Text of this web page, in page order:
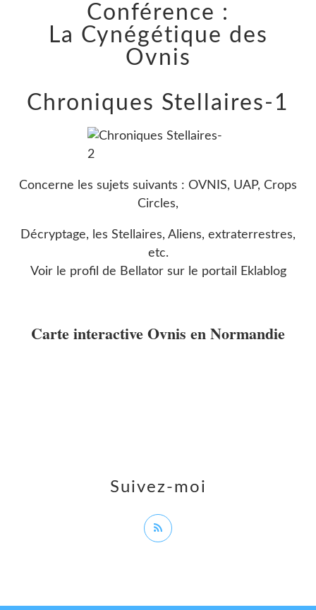
Suivez-moi
Conférence :
La Cynégétique des
Ovnis
Chroniques Stellaires-1
Concerne les sujets suivants : OVNIS, UAP, Crops
Circles,
Décryptage, les Stellaires, Aliens, extraterrestres,
etc.
Voir le profil de Bellator sur le portail Eklablog
Carte interactive Ovnis en Normandie